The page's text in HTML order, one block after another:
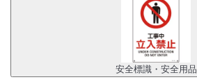
安全標識・安全用品